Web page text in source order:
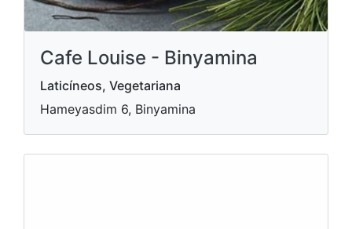
Cafe Louise - Binyamina
Laticíneos, Vegetariana
Hameyasdim 6, Binyamina